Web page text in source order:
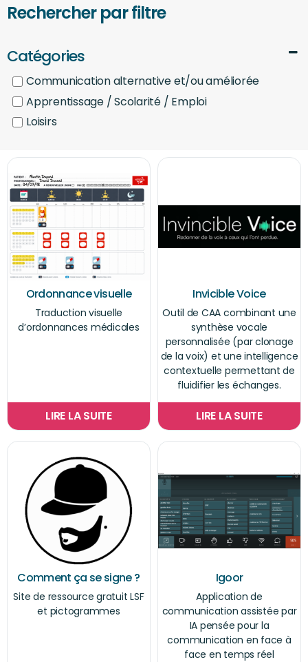
Rechercher par filtre
Catégories
Communication alternative et/ou améliorée
Apprentissage / Scolarité / Emploi
Loisirs
Ordonnance visuelle
Traduction visuelle
d’ordonnances médicales
LIRE LA SUITE
Invicible Voice
Outil de CAA combinant une
synthèse vocale
personnalisée (par clonage
de la voix) et une intelligence
contextuelle permettant de
fluidifier les échanges.
LIRE LA SUITE
Comment ça se signe ?
Site de ressource gratuit LSF
et pictogrammes
Igoor
Application de
communication assistée par
IA pensée pour la
communication en face à
face en temps réel